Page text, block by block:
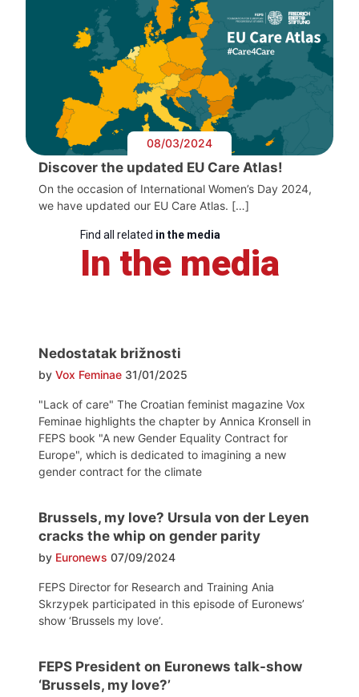
08/03/2024
Discover the updated EU Care Atlas!
On the occasion of International Women’s Day 2024,
we have updated our EU Care Atlas. […]
Find all related in the media
In the media
Nedostatak brižnosti
by Vox Feminae 31/01/2025
"Lack of care" The Croatian feminist magazine Vox
Feminae highlights the chapter by Annica Kronsell in
FEPS book "A new Gender Equality Contract for
Europe", which is dedicated to imagining a new
gender contract for the climate
Brussels, my love? Ursula von der Leyen
cracks the whip on gender parity
by Euronews 07/09/2024
FEPS Director for Research and Training Ania
Skrzypek participated in this episode of Euronews’
show ‘Brussels my love’.
FEPS President on Euronews talk-show
‘Brussels, my love?’